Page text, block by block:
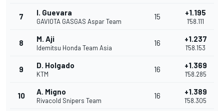
7 I. Guevara
GAVIOTA GASGAS Aspar Team
15 +1.195
1'58.111
8 M. Aji
Idemitsu Honda Team Asia
16 +1.237
1'58.153
9 D. Holgado
KTM
16 +1.369
1'58.285
10 A. Migno
Rivacold Snipers Team
16 +1.389
1'58.305